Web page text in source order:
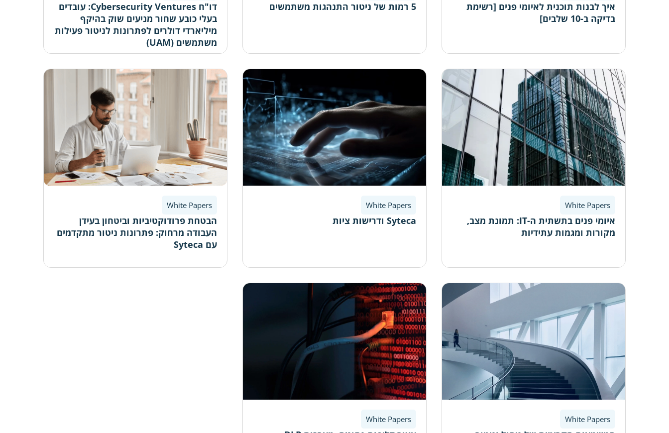
איך לבנות תוכנית לאיומי פנים [רשימת
בדיקה ב-10 שלבים]
5 רמות של ניטור התנהגות משתמשים
דו"ח Cybersecurity Ventures: עובדים
בעלי כובע שחור מניעים שוק בהיקף
מיליארדי דולרים לפתרונות לניטור פעילות
משתמשים (UAM)
White Papers
איומי פנים בתשתית ה-IT: תמונת מצב,
מקורות ומגמות עתידיות
White Papers
Syteca ודרישות ציות
White Papers
הבטחת פרודוקטיביות וביטחון בעידן
העבודה מרחוק: פתרונות ניטור מתקדמים
עם Syteca
White Papers
White Papers